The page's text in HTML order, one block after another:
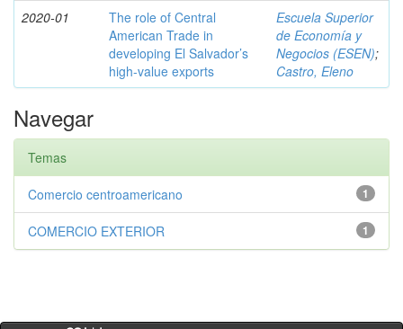
2020-01
The role of Central
American Trade in
developing El Salvador’s
high-value exports
Escuela Superior
de Economía y
Negocios (ESEN);
Castro, Eleno
Navegar
Temas
1
Comercio centroamericano
1
COMERCIO EXTERIOR